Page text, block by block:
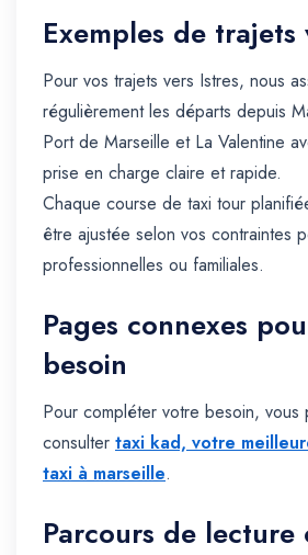
Exemples de trajets
Pour vos trajets vers Istres, nous
régulièrement les départs depuis
Port de Marseille et La Valentine
prise en charge claire et rapide.
Chaque course de taxi tour
être ajustée selon vos contraintes
professionnelles ou familiales.
Pages connexes
besoin
Pour compléter votre besoin, vous
consulter taxi kad, votre
taxi à marseille.
Parcours de lecture